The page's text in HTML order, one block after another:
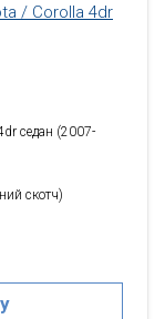
/ Corolla 4dr
седан (2007-
скотч)